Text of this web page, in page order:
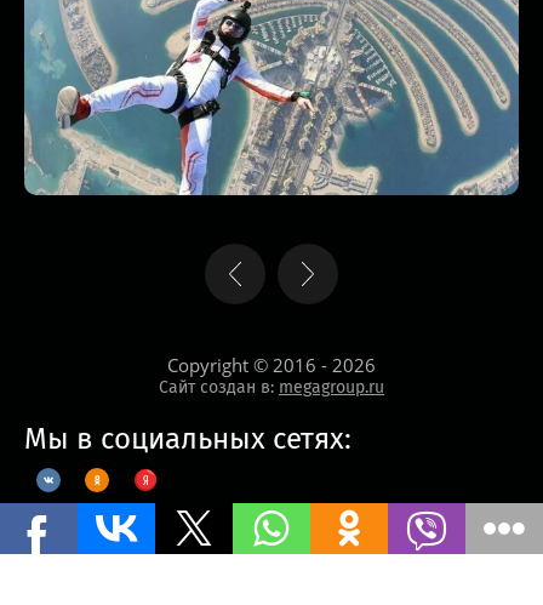
Copyright © 2016 - 2026
Сайт создан в: megagroup.ru
Мы в социальных сетях: